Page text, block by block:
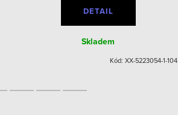
DETAIL
Skladem
Kód: XX-5223054-1-104